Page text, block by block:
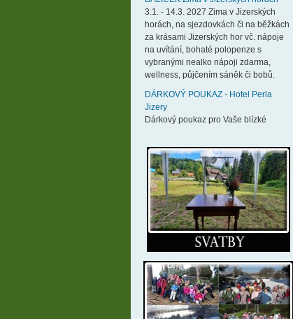
3.1. - 14.3. 2027 Zima v Jizerských
horách, na sjezdovkách či na běžkách
za krásami Jizerských hor vč. nápoje
na uvítání, bohaté polopenze s
vybranými nealko nápoji zdarma,
wellness, půjčením sáněk či bobů.
DÁRKOVÝ POUKAZ - Hotel Perla
Jizery
Dárkový poukaz pro Vaše blízké